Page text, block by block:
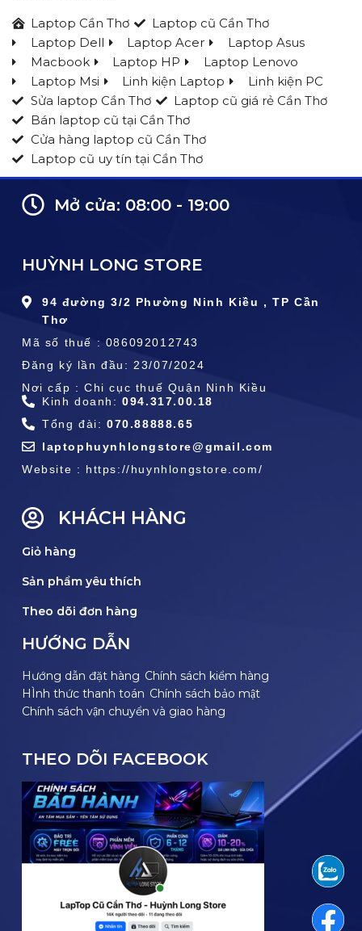
Laptop Cần Thơ
Laptop cũ Cần Thơ
Laptop Dell
Laptop Acer
Laptop Asus
Macbook
Laptop HP
Laptop Lenovo
Laptop Msi
Linh kiện Laptop
Linh kiện PC
Sửa laptop Cần Thơ
Laptop cũ giá rẻ Cần Thơ
Bán laptop cũ tại Cần Thơ
Cửa hàng laptop cũ Cần Thơ
Laptop cũ uy tín tại Cần Thơ
Mở cửa: 08:00 - 19:00
HUỲNH LONG STORE
94 đường 3/2 Phường Ninh Kiều , TP Cần
Thơ
Mã số thuế : 086092012743
Đăng ký lần đầu: 23/07/2024
Nơi cấp : Chi cục thuế Quận Ninh Kiều
Kinh doanh:094.317.00.18
Tổng đài: 070.88888.65
laptophuynhlongstore@gmail.com
Website : https://huynhlongstore.com/
KHÁCH HÀNG
Giỏ hàng
Sản phẩm yêu thích
Theo dõi đơn hàng
HƯỚNG DẪN
Hướng dẫn đặt hàng Chính sách kiểm hàng
HÌnh thức thanh toán Chính sách bảo mật
Chính sách vận chuyển và giao hàng
THEO DÕI FACEBOOK